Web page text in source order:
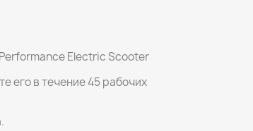
Electric Scooter
его в течение 45 рабочих